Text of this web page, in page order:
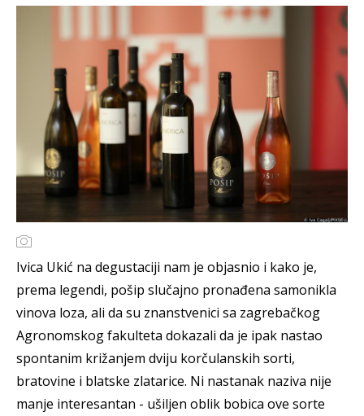
Ivica Ukić na degustaciji nam je objasnio i kako je,
prema legendi, pošip slučajno pronađena samonikla
vinova loza, ali da su znanstvenici sa zagrebačkog
Agronomskog fakulteta dokazali da je ipak nastao
spontanim križanjem dviju korčulanskih sorti,
bratovine i blatske zlatarice. Ni nastanak naziva nije
manje interesantan - ušiljen oblik bobica ove sorte